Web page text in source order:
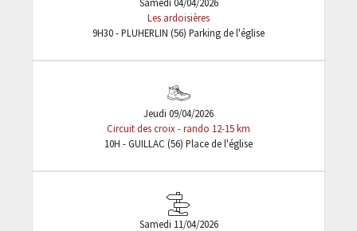
Les ardoisières
9H30 - PLUHERLIN (56) Parking de l'église
Jeudi 09/04/2026
Circuit des croix - rando 12-15 km
10H - GUILLAC (56) Place de l'église
Samedi 11/04/2026